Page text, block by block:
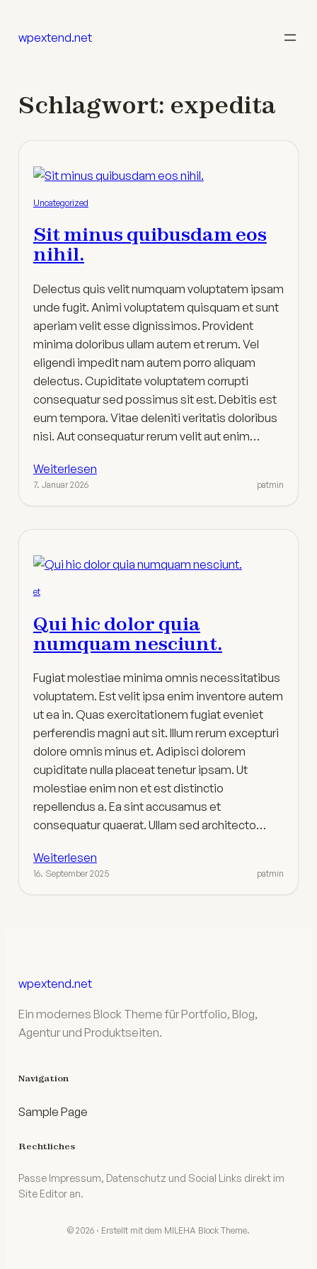
Inhalt
wpextend.net
Schlagwort: expedita
Uncategorized
Sit minus quibusdam eos
nihil.
Delectus quis velit numquam voluptatem ipsam
unde fugit. Animi voluptatem quisquam et sunt
aperiam velit esse dignissimos. Provident
minima doloribus ullam autem et rerum. Vel
eligendi impedit nam autem porro aliquam
delectus. Cupiditate voluptatem corrupti
consequatur sed possimus sit est. Debitis est
eum tempora. Vitae deleniti veritatis doloribus
nisi. Aut consequatur rerum velit aut enim…
Weiterlesen
7. Januar 2026 patmin
et
Qui hic dolor quia
numquam nesciunt.
Fugiat molestiae minima omnis necessitatibus
voluptatem. Est velit ipsa enim inventore autem
ut ea in. Quas exercitationem fugiat eveniet
perferendis magni aut sit. Illum rerum excepturi
dolore omnis minus et. Adipisci dolorem
cupiditate nulla placeat tenetur ipsam. Ut
molestiae enim non et est distinctio
repellendus a. Ea sint accusamus et
consequatur quaerat. Ullam sed architecto…
Weiterlesen
16. September 2025 patmin
wpextend.net
Ein modernes Block Theme für Portfolio, Blog,
Agentur und Produktseiten.
Navigation
Sample Page
Rechtliches
Passe Impressum, Datenschutz und Social Links direkt im
Site Editor an.
© 2026 · Erstellt mit dem MILEHA Block Theme.